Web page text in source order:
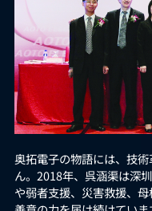
奥拓電子の物語には、技
ん。2018年、呉涵渠は深
や弱者支援、災害救援、